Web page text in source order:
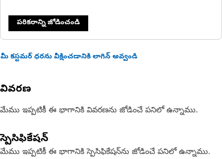
పరికరాన్ని జోడించండి
మీ కస్టమర్ ధరను వీక్షించడానికి లాగిన్ అవ్వండి
వివరణ
మేము ఇప్పటికీ ఈ భాగానికి వివరణను జోడించే పనిలో ఉన్నాము.
స్పెసిఫికేషన్
మేము ఇప్పటికీ ఈ భాగానికి స్పెసిఫికేషన్‌ను జోడించే పనిలో ఉన్నాము.